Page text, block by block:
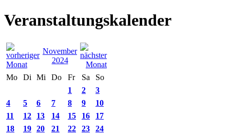
Veranstaltungskalender
November
2024
Mo
Di Mi Do Fr Sa
So
1
2
3
4
5 6 7 8 9
10
11
12 13 14 15 16
17
18
19 20 21 22 23
24